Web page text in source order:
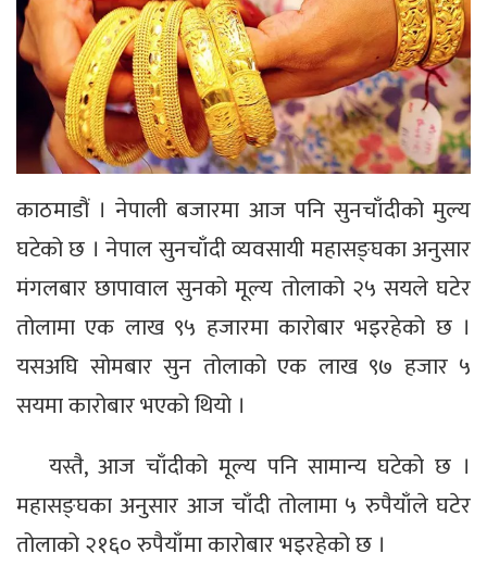
काठमाडौं । नेपाली बजारमा आज पनि सुनचाँदीको मुल्य
घटेको छ । नेपाल सुनचाँदी व्यवसायी महासङ्घका अनुसार
मंगलबार छापावाल सुनको मूल्य तोलाको २५ सयले घटेर
तोलामा एक लाख ९५ हजारमा कारोबार भइरहेको छ ।
यसअघि सोमबार सुन तोलाको एक लाख ९७ हजार ५
सयमा कारोबार भएको थियो ।
यस्तै, आज चाँदीको मूल्य पनि सामान्य घटेको छ ।
महासङ्घका अनुसार आज चाँदी तोलामा ५ रुपैयाँले घटेर
तोलाको २१६० रुपैयाँमा कारोबार भइरहेको छ ।